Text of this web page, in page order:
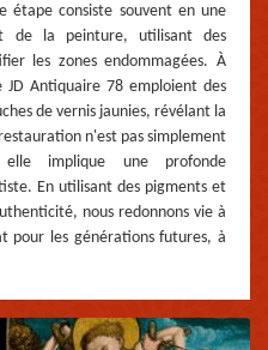
étape consiste souvent en une
de la peinture, utilisant des
les zones endommagées. À
Antiquaire 78 emploient des
de vernis jaunies, révélant la
n'est pas simplement
implique une profonde
En utilisant des pigments et
nous redonnons vie à
pour les générations futures, à